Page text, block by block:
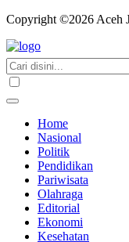
Copyright ©2026 Aceh
Home
Nasional
Politik
Pendidikan
Pariwisata
Olahraga
Editorial
Ekonomi
Kesehatan